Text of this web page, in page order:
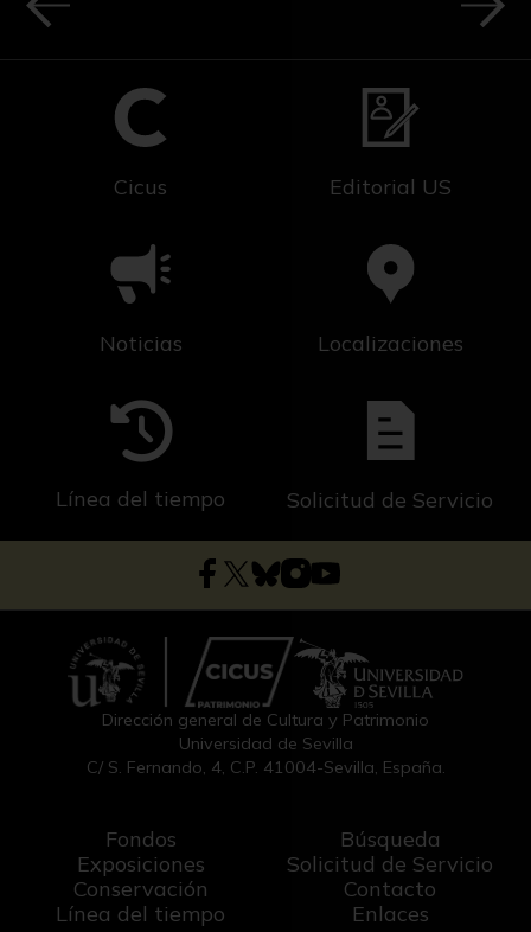
Cicus Editorial US
Noticias Localizaciones
Línea del tiempo Solicitud de Servicio
Dirección general de Cultura y Patrimonio
Universidad de Sevilla
C/ S. Fernando, 4, C.P. 41004-Sevilla, España.
Fondos
Exposiciones
Conservación
Línea del tiempo
Búsqueda
Solicitud de Servicio
Contacto
Enlaces